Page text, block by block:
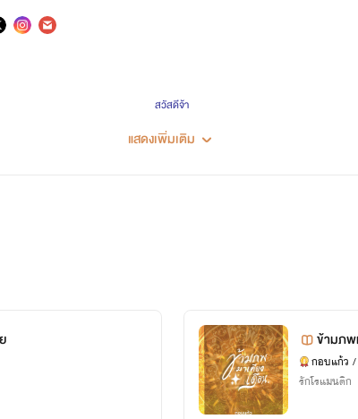
สวัสดีจ้า
นิยายที่ไรท์เขียนจะเป็นแนวโรมานซ์
4.ยั่วรักคุณบอส(จบแล้ว)
5.เสน่หาวิวาห์แค้น(จบแล้ว)
แสดงเพิ่มเติม
ข้ามภพ
กอบแก้ว /
รักโรแมนติก